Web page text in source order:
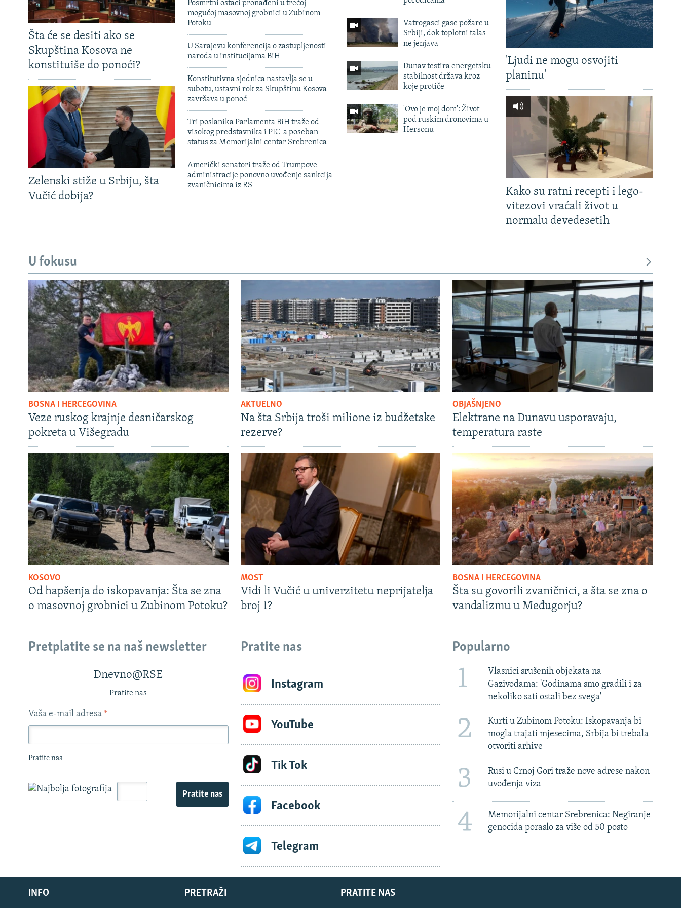
Šta će se desiti ako se
Skupština Kosova ne
konstituiše do ponoći?
Zelenski stiže u Srbiju, šta
Vučić dobija?
Posmrtni ostaci pronađeni u trećoj
mogućoj masovnoj grobnici u Zubinom
Potoku
U Sarajevu konferencija o zastupljenosti
naroda u institucijama BiH
Konstitutivna sjednica nastavlja se u
subotu, ustavni rok za Skupštinu Kosova
završava u ponoć
Tri poslanika Parlamenta BiH traže od
visokog predstavnika i PIC-a poseban
status za Memorijalni centar Srebrenica
Američki senatori traže od Trumpove
administracije ponovno uvođenje sankcija
zvaničnicima iz RS
Vatrogasci gase požare u
Srbiji, dok toplotni talas
ne jenjava
Dunav testira energetsku
stabilnost država kroz
koje protiče
'Ovo je moj dom': Život
pod ruskim dronovima u
Hersonu
'Ljudi ne mogu osvojiti
planinu'
Kako su ratni recepti i lego-
vitezovi vraćali život u
normalu devedesetih
U fokusu
BOSNA I HERCEGOVINA
Veze ruskog krajnje desničarskog
pokreta u Višegradu
AKTUELNO
Na šta Srbija troši milione iz budžetske
rezerve?
OBJAŠNJENO
Elektrane na Dunavu usporavaju,
temperatura raste
KOSOVO
Od hapšenja do iskopavanja: Šta se zna
o masovnoj grobnici u Zubinom Potoku?
MOST
Vidi li Vučić u univerzitetu neprijatelja
broj 1?
BOSNA I HERCEGOVINA
Šta su govorili zvaničnici, a šta se zna o
vandalizmu u Međugorju?
Pretplatite se na naš newsletter
Dnevno@RSE
Pratite nas
Vaša e-mail adresa *
Pratite nas
Pratite nas
Pratite nas
Instagram
YouTube
Tik Tok
Facebook
Telegram
Popularno
1
Vlasnici srušenih objekata na
Gazivodama: 'Godinama smo gradili i za
nekoliko sati ostali bez svega'
2
Kurti u Zubinom Potoku: Iskopavanja bi
mogla trajati mjesecima, Srbija bi trebala
otvoriti arhive
3
Rusi u Crnoj Gori traže nove adrese nakon
uvođenja viza
4
Memorijalni centar Srebrenica: Negiranje
genocida poraslo za više od 50 posto
PRATITE NAS
INFO PRETRAŽI